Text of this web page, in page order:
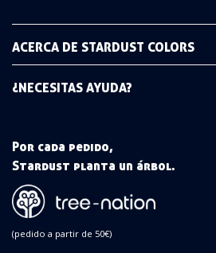
ACERCA DE STARDUST COLORS
¿NECESITAS AYUDA?
Por cada pedido,
Stardust planta un árbol.
(pedido a partir de 50€)